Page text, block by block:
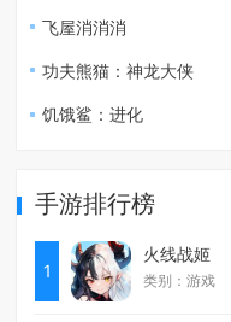
飞屋消消消
功夫熊猫：神龙大侠
饥饿鲨：进化
手游排行榜
1
火线战姬
类别：游戏